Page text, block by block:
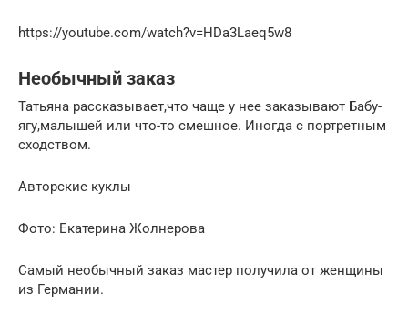
https://youtube.com/watch?v=HDa3Laeq5w8
Необычный заказ
Татьяна рассказывает,что чаще у нее заказывают Бабу-
ягу,малышей или что-то смешное. Иногда с портретным
сходством.
Авторские куклы
Фото: Екатерина Жолнерова
Самый необычный заказ мастер получила от женщины
из Германии.